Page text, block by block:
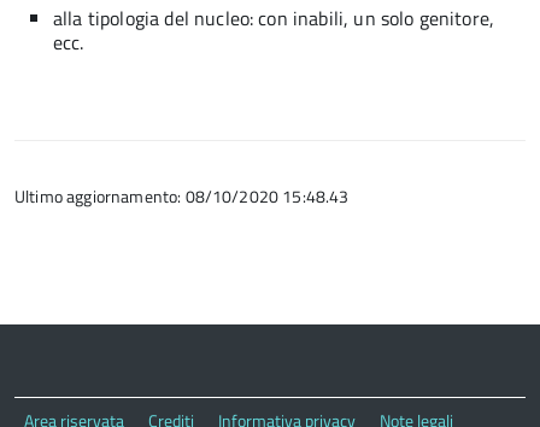
alla tipologia del nucleo: con inabili, un solo genitore,
ecc.
Ultimo aggiornamento: 08/10/2020 15:48.43
Area riservata Crediti Informativa privacy Note legali